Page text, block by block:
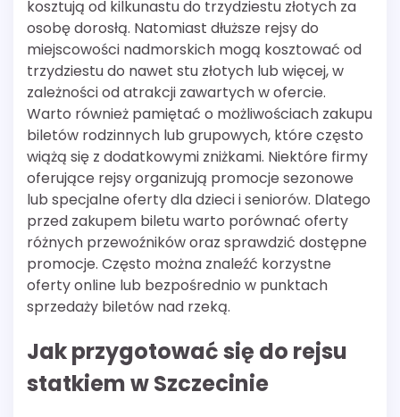
kosztują od kilkunastu do trzydziestu złotych za
osobę dorosłą. Natomiast dłuższe rejsy do
miejscowości nadmorskich mogą kosztować od
trzydziestu do nawet stu złotych lub więcej, w
zależności od atrakcji zawartych w ofercie.
Warto również pamiętać o możliwościach zakupu
biletów rodzinnych lub grupowych, które często
wiążą się z dodatkowymi zniżkami. Niektóre firmy
oferujące rejsy organizują promocje sezonowe
lub specjalne oferty dla dzieci i seniorów. Dlatego
przed zakupem biletu warto porównać oferty
różnych przewoźników oraz sprawdzić dostępne
promocje. Często można znaleźć korzystne
oferty online lub bezpośrednio w punktach
sprzedaży biletów nad rzeką.
Jak przygotować się do rejsu
statkiem w Szczecinie